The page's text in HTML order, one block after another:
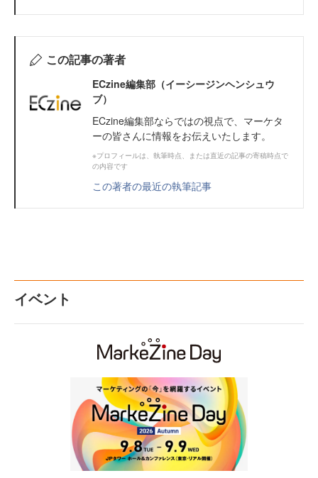
この記事の著者
ECzine編集部（イーシージンヘンシュウ
ブ）
ECzine編集部ならではの視点で、マーケタ
ーの皆さんに情報をお伝えいたします。
※プロフィールは、執筆時点、または直近の記事の寄稿時点で
の内容です
この著者の最近の執筆記事
イベント